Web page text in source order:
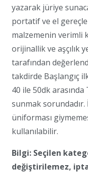
yazarak jüriye
portatif ve el
malzemenin verimli
orijinallik ve aşçılık
tarafından
takdirde Başlangıç
40 ile 50dk arasında
sunmak sorundadır.
üniforması
kullanılabilir.
Bilgi: Seçilen
değiştirilemez,